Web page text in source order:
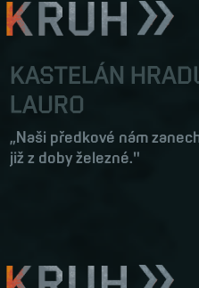
KASTELÁN
LAURO
„Naši předkové nám
již z doby železné."